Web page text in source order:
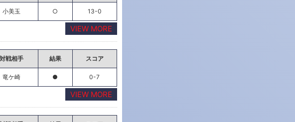
小美玉 ○ 13-0
VIEW MORE
対戦相手 結果 スコア
竜ケ崎 ● 0-7
VIEW MORE